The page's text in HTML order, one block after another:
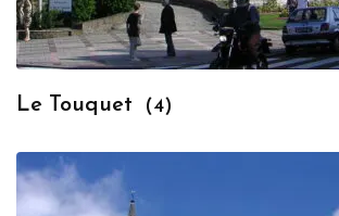
Le Touquet (4)